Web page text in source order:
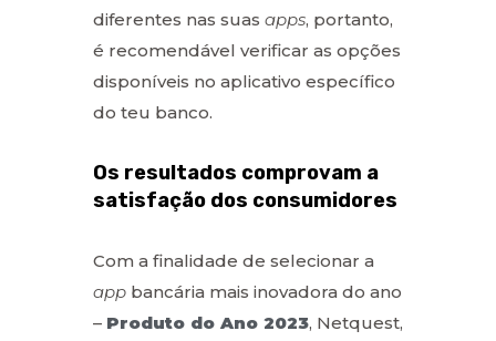
diferentes nas suas apps, portanto,
é recomendável verificar as opções
disponíveis no aplicativo específico
do teu banco.
Os resultados comprovam a
satisfação dos consumidores
Com a finalidade de selecionar a
app bancária mais inovadora do ano
– Produto do Ano 2023, Netquest,